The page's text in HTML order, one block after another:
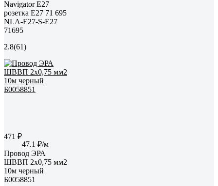
Navigator Е27
розетка Е27 71 695
NLA-E27-S-E27
71695
2.8(61)
471 ₽
47.1 ₽/м
Провод ЭРА
ШВВП 2x0,75 мм2
10м черный
Б0058851